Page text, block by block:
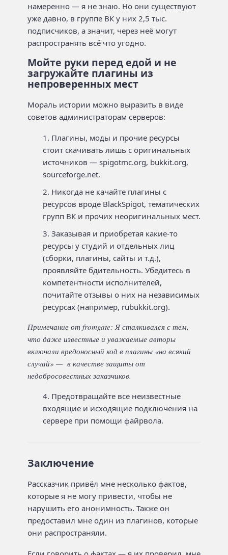
намеренно — я не знаю. Но они существуют
уже давно, в группе ВК у них 2,5 тыс.
подписчиков, а значит, через неё могут
распространять всё что угодно.
Мойте руки перед едой и не
загружайте плагины из
непроверенных мест
Мораль истории можно выразить в виде
советов администраторам серверов:
Плагины, моды и прочие ресурсы
стоит скачивать лишь с оригинальных
источников — spigotmc.org, bukkit.org,
sourceforge.net.
Никогда не качайте плагины с
ресурсов вроде BlackSpigot, тематических
групп ВК и прочих неоригинальных мест.
Заказывая и приобретая какие-то
ресурсы у студий и отдельных лиц
(сборки, плагины, сайты и т.д.),
проявляйте бдительность. Убедитесь в
компетентности исполнителей,
почитайте отзывы о них на независимых
ресурсах (например, rubukkit.org).
Примечание от fromgate: Я сталкивался с тем,
что даже известные и уважаемые авторы
включали вредоносный код в плагины «на всякий
случай» — в качестве защиты от
недобросовестных заказчиков.
Предотвращайте все неизвестные
входящие и исходящие подключения на
сервере при помощи файрвола.
Заключение
Рассказчик привёл мне несколько фактов,
которые я не могу привести, чтобы не
нарушить его анонимность. Также он
предоставил мне один из плагинов, которые
они распространяли.